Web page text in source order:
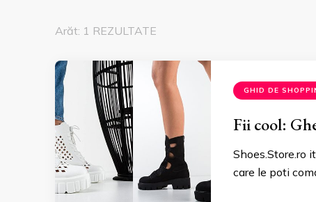
Arăt: 1 REZULTATE
GHID DE
Fii cool:
Shoes.Store.ro
care le poti